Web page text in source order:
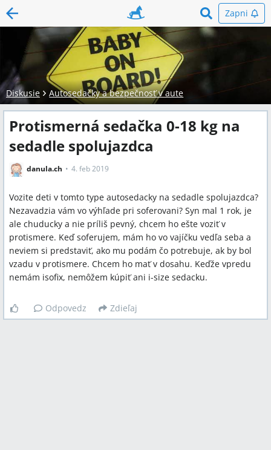
Zapni
Diskusie Autosedačky a bezpečnosť v aute
Protismerná sedačka 0-18 kg na
sedadle spolujazdca
danula.ch 4. feb 2019
Vozite deti v tomto type autosedacky na sedadle spolujazdca?
Nezavadzia vám vo výhľade pri soferovani? Syn mal 1 rok, je
ale chuducky a nie príliš pevný, chcem ho ešte voziť v
protismere. Keď soferujem, mám ho vo vajíčku vedľa seba a
neviem si predstaviť, ako mu podám čo potrebuje, ak by bol
vzadu v protismere. Chcem ho mať v dosahu. Keďže vpredu
nemám isofix, nemôžem kúpiť ani i-size sedacku.
Odpovedz Zdieľaj